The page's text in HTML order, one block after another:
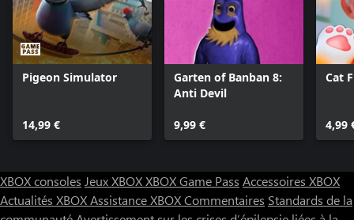
Pigeon Simulator
14,99 €
Garten of Banban 8:
Anti Devil
9,99 €
Cat
4,99
XBOX consoles Jeux XBOXXBOX Game Pass Accessoires XBOX
Actualités XBOXAssistance XBOXCommentaires Standards de la